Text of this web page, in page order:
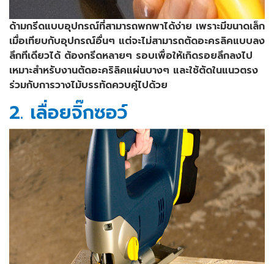
ด้ามกรีดแบบอุปกรณ์ที่สามารถพกพาได้ง่าย เพราะมีขนาดเล็ก
เมื่อเทียบกับอุปกรณ์อื่นๆ แต่จะไม่สามารถตัดอะครลิคแบบลง
ลึกทีเดียวได้ ต้องกรีดหลายๆ รอบเพื่อให้เกิดรอยลึกลงไป
เหมาะสำหรับงานตัดอะคริลิคแผ่นบางๆ และใช้ตัดในแนวตรง
ร่วมกับการวางไม้บรรทัดควบคู่ไปด้วย
2. เลื่อยจิ๊กซอว์